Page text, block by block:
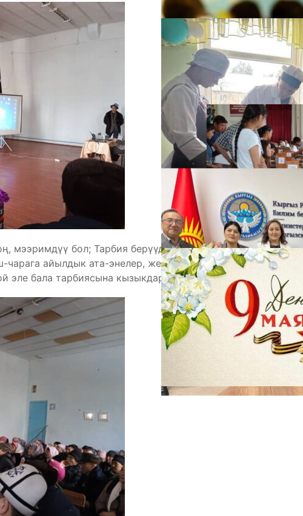
мээримдүү бол; Тарбия берүүдө мыкты бол» аттуу
айылдык ата-энелер, жергиликтүү жетекчилер, укук
эле бала тарбиясына кызыкдар тараптар катышты.